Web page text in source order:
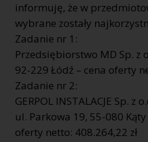
informuję, że w
wybrane zostały
Zadanie nr 1:
Przedsiębiorstwo MD Sp. z
92-229 Łódź – cena oferty
Zadanie nr 2:
GERPOL INSTALACJE Sp. z
ul. Parkowa 19, 55-080 Kąty
oferty netto: 408.264,22 zł